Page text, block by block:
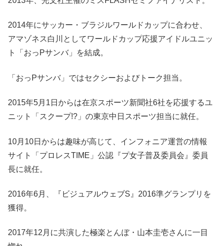
2014年にサッカー・ブラジルワールドカップに合わせ、
アマゾネス白川としてワールドカップ応援アイドルユニッ
ト「おっPサンバ」を結成。
「おっPサンバ」ではセクシーおよびトーク担当。
2015年5月1日からは在京スポーツ新聞社6社を応援するユ
ニット「スクープ!?」の東京中日スポーツ担当に就任。
10月10日からは趣味が高じて、インフォニア運営の情報
サイト「プロレスTIME」公認『プ女子普及委員会』委員
長に就任。
2016年6月、『ビジュアルウェブS』2016準グランプリを
獲得。
2017年12月に共演した極楽とんぼ・山本圭壱さんに一目